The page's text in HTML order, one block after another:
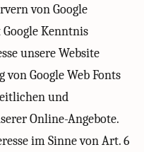
von Google
Kenntnis
unsere Website
Google Web Fonts
und
Online-Angebote.
im Sinne von Art. 6